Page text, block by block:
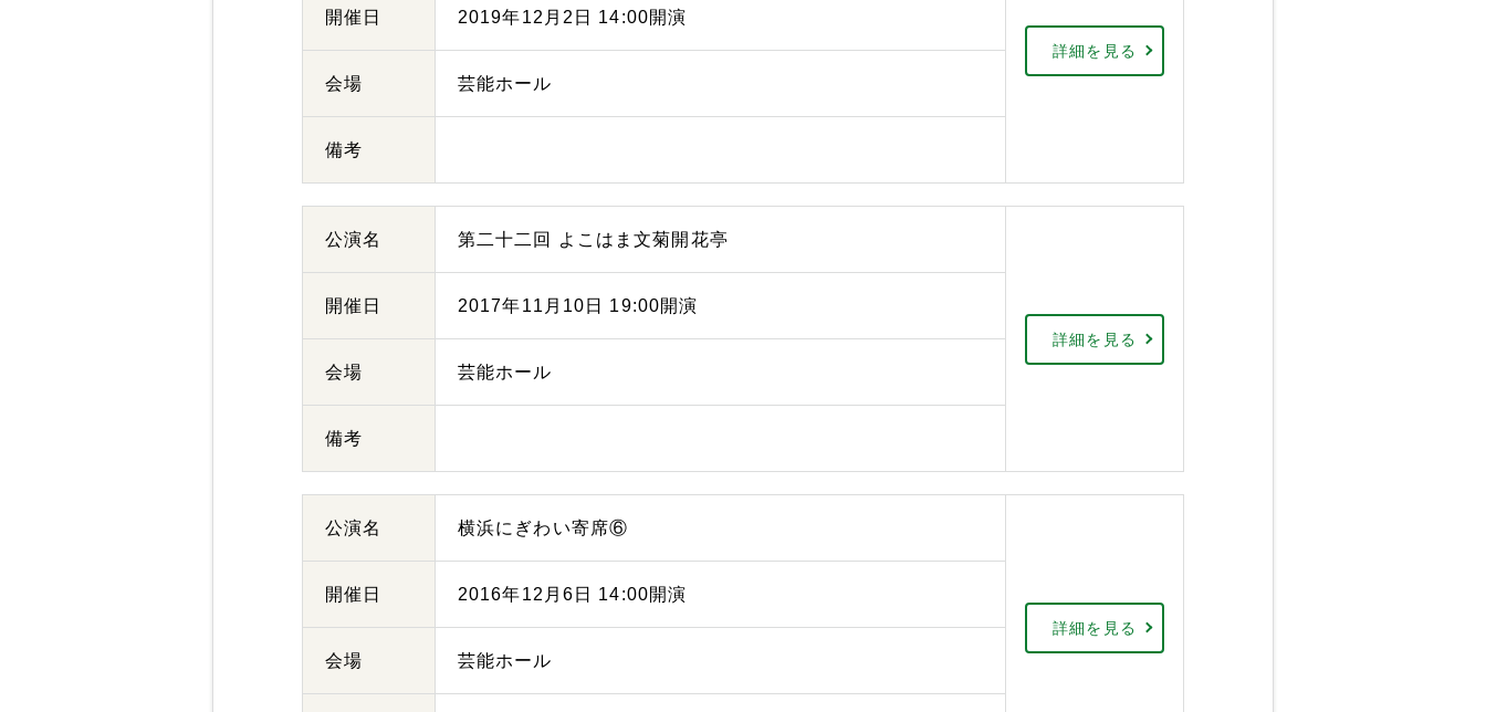
開催日 2019年12月2日 14:00開演
会場 芸能ホール
備考
詳細を見る
公演名 第二十二回 よこはま文菊開花亭
開催日 2017年11月10日 19:00開演
会場 芸能ホール
備考
詳細を見る
公演名 横浜にぎわい寄席⑥
開催日 2016年12月6日 14:00開演
会場 芸能ホール
詳細を見る